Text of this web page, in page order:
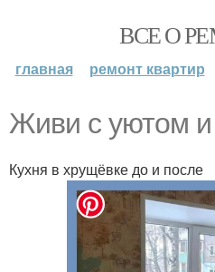
ВСЕ О
главная ремонт квартир
Живи с уютом
Кухня в хрущёвке до и после